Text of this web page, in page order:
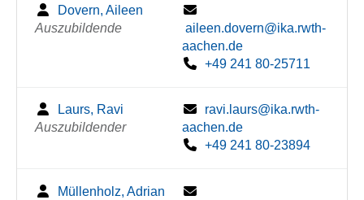
Dovern, Aileen
Auszubildende
aileen.dovern@ika.rwth-
aachen.de
+49 241 80-25711
Laurs, Ravi
Auszubildender
ravi.laurs@ika.rwth-
aachen.de
+49 241 80-23894
Müllenholz, Adrian